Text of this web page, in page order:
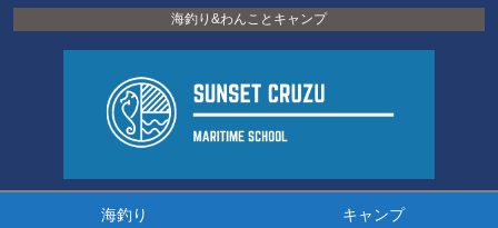
海釣り&わんことキャンプ
海釣り キャンプ